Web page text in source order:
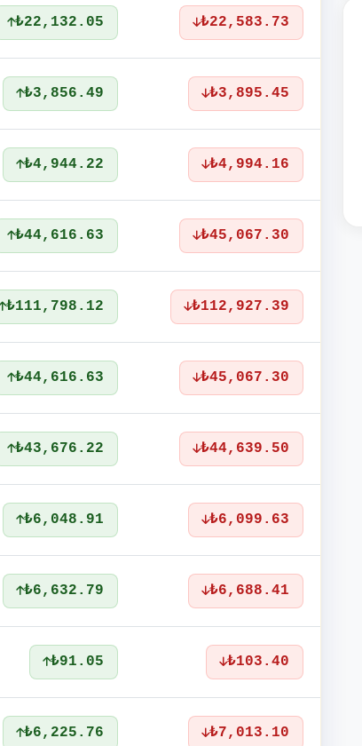
₺22,132.05 ₺22,583.73
₺3,856.49 ₺3,895.45
₺4,944.22 ₺4,994.16
₺44,616.63 ₺45,067.30
₺111,798.12 ₺112,927.39
₺44,616.63 ₺45,067.30
₺43,676.22 ₺44,639.50
₺6,048.91 ₺6,099.63
₺6,632.79 ₺6,688.41
₺91.05 ₺103.40
₺6,225.76 ₺7,013.10